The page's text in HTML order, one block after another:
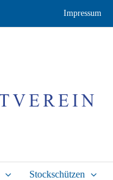
Impressum
Stockschützen